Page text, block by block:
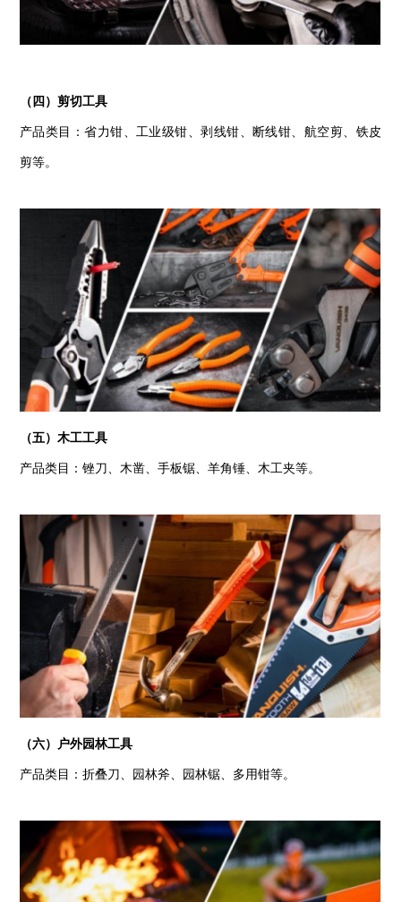
（四）剪切工具
产品类目：省力钳、工业级钳、剥线钳、断线钳、航空剪、铁皮
剪等。
（五）木工工具
产品类目：锉刀、木凿、手板锯、羊角锤、木工夹等。
（六）户外园林工具
产品类目：折叠刀、园林斧、园林锯、多用钳等。